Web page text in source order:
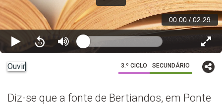
00:00 / 02:29
Ouvir 3.º CICLO SECUNDÁRIO
Diz-se que a fonte de Bertiandos, em Ponte